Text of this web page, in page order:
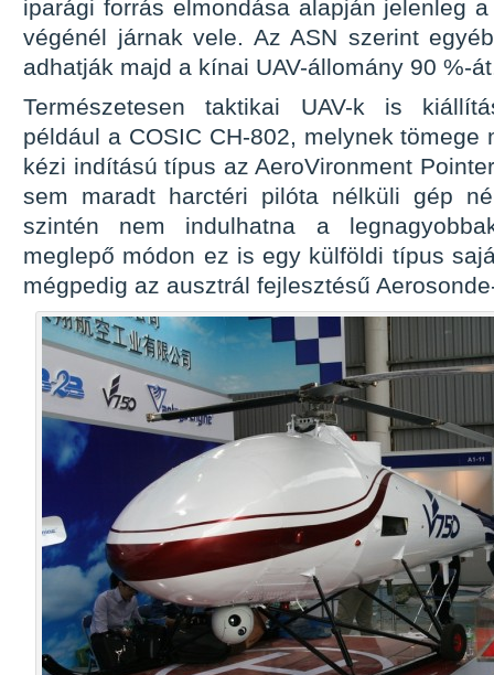
iparági forrás elmondása alapján jelenleg
végénél járnak vele. Az ASN szerint
adhatják majd a kínai UAV-állomány 90 %-
Természetesen taktikai UAV-k is
például a COSIC CH-802, melynek tömege
kézi indítású típus az AeroVironment
sem maradt harctéri pilóta nélküli gép
szintén nem indulhatna a
meglepő módon ez is egy külföldi típus
mégpedig az ausztrál fejlesztésű